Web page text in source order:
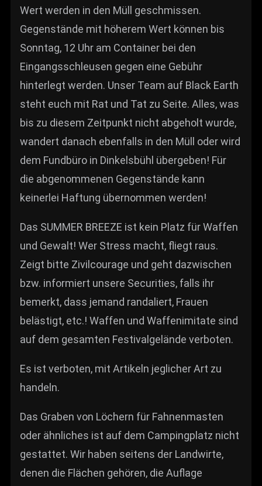
Wert werden in den Müll geschmissen.
Gegenstände mit höherem Wert können bis
Sonntag, 12 Uhr am Container bei den
Eingangsschleusen gegen eine Gebühr
hinterlegt werden. Unser Team auf Black Earth
steht euch mit Rat und Tat zu Seite. Alles, was
bis zu diesem Zeitpunkt nicht abgeholt wurde,
wandert danach ebenfalls in den Müll oder wird
dem Fundbüro in Dinkelsbühl übergeben! Für
die abgenommenen Gegenstände kann
keinerlei Haftung übernommen werden!
Das SUMMER BREEZE ist kein Platz für Waffen
und Gewalt! Wer Stress macht, fliegt raus.
Zeigt bitte Zivilcourage und geht dazwischen
bzw. informiert unsere Securities, falls ihr
bemerkt, dass jemand randaliert, Frauen
belästigt, etc.! Waffen und Waffenimitate sind
auf dem gesamten Festivalgelände verboten.
Es ist verboten, mit Artikeln jeglicher Art zu
handeln.
Das Graben von Löchern für Fahnenmasten
oder ähnliches ist auf dem Campingplatz nicht
gestattet. Wir haben seitens der Landwirte,
denen die Flächen gehören, die Auflage